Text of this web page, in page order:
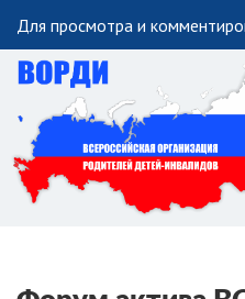
Для просмотра и